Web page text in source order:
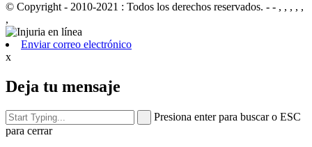
© Copyright - 2010-2021 : Todos los derechos reservados. - - , , , , ,
,
Enviar correo electrónico
x
Deja tu mensaje
Presiona enter para buscar o ESC
para cerrar